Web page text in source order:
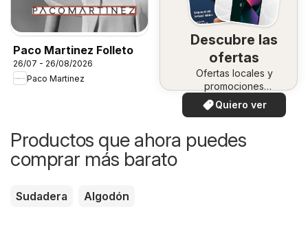
Paco Martinez Folleto
26/07 - 26/08/2026
Paco Martinez
Descubre las
ofertas
Ofertas locales y
promociones
especiales.
Quiero ver
Productos que ahora puedes
comprar más barato
Sudadera Algodón